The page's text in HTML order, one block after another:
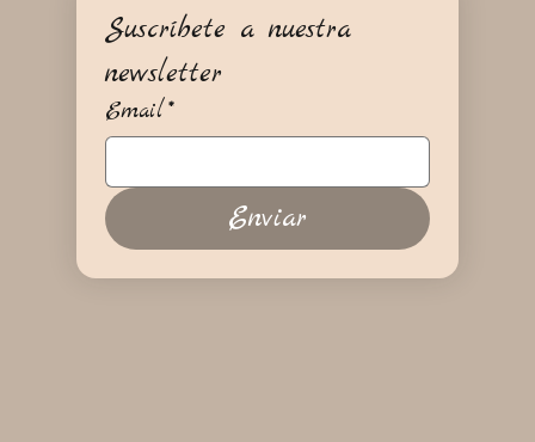
Suscríbete a nuestra
newsletter
Email*
Enviar